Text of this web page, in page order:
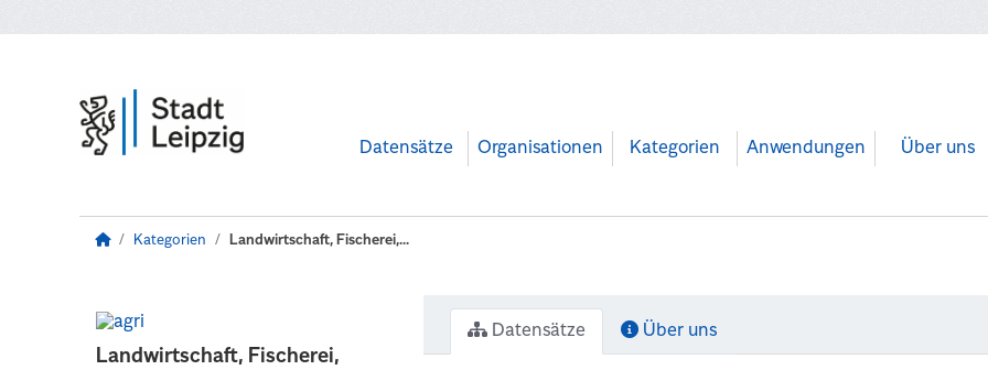
Datensätze Organisationen Kategorien Anwendungen Über uns
Kategorien Landwirtschaft, Fischerei,...
Landwirtschaft, Fischerei,
Datensätze Über uns